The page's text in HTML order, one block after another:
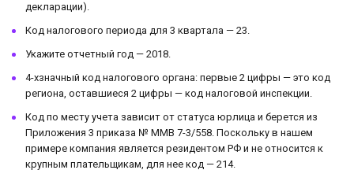
декларации).
Код налогового периода для 3 квартала — 23.
Укажите отчетный год — 2018.
4-хзначный код налогового органа: первые 2 цифры — это код
региона, оставшиеся 2 цифры — код налоговой инспекции.
Код по месту учета зависит от статуса юрлица и берется из
Приложения 3 приказа № ММВ 7-3/558. Поскольку в нашем
примере компания является резидентом РФ и не относится к
крупным плательщикам, для нее код — 214.